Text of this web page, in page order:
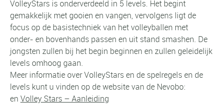
VolleyStars is onderverdeeld in 5 levels. Het begint
gemakkelijk met gooien en vangen, vervolgens ligt de
focus op de basistechniek van het volleyballen met
onder- en bovenhands passen en uit stand smashen. De
jongsten zullen bij het begin beginnen en zullen geleidelijk
levels omhoog gaan.
Meer informatie over VolleyStars en de spelregels en de
levels kunt u vinden op de website van de Nevobo:
en Volley Stars – Aanleiding